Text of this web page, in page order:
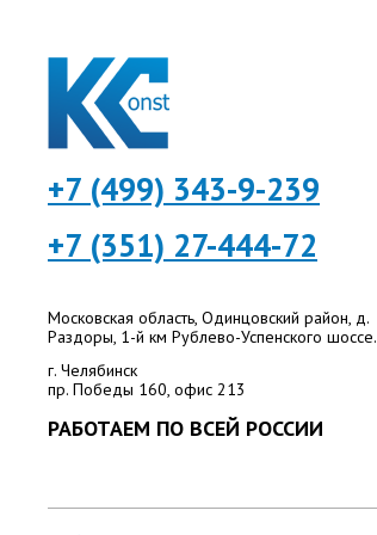
+7 (499) 343-9-239
+7 (351) 27-444-72
Московская область, Одинцовский район, д.
Раздоры, 1-й км Рублево-Успенского шоссе.
г. Челябинск
пр. Победы 160, офис 213
РАБОТАЕМ ПО ВСЕЙ РОССИИ